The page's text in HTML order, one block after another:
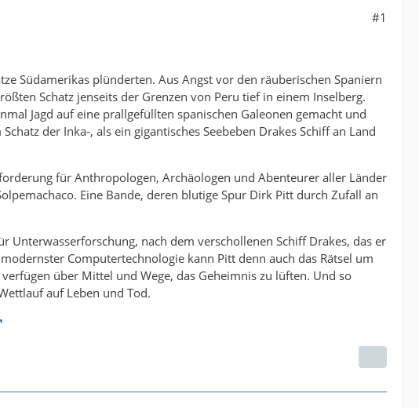
#1
Südamerikas plünderten. Aus Angst vor den räuberischen Spaniern
Schatz jenseits der Grenzen von Peru tief in einem Inselberg.
Jagd auf eine prallgefüllten spanischen Galeonen gemacht und
der Inka-, als ein gigantisches Seebeben Drakes Schiff an Land
für Anthropologen, Archäologen und Abenteurer aller Länder
Eine Bande, deren blutige Spur Dirk Pitt durch Zufall an
nach dem verschollenen Schiff Drakes, das er
Computertechnologie kann Pitt denn auch das Rätsel um
über Mittel und Wege, das Geheimnis zu lüften. Und so
auf Leben und Tod.